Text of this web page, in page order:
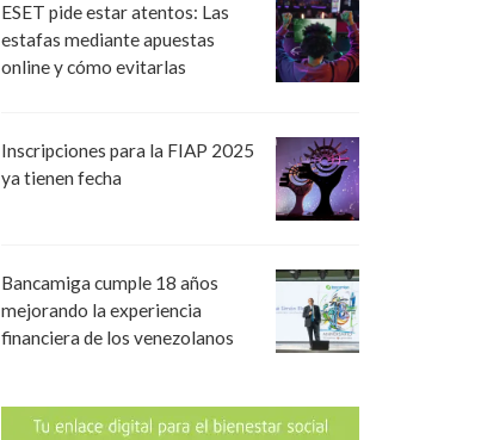
ESET pide estar atentos: Las
estafas mediante apuestas
online y cómo evitarlas
Inscripciones para la FIAP 2025
ya tienen fecha
Bancamiga cumple 18 años
mejorando la experiencia
financiera de los venezolanos